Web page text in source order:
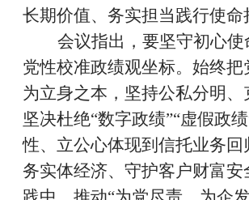
长期价值、务实担当践行使命
会议指出，要坚守初心使
党性校准政绩观坐标。始终把
为立身之本，坚持公私分明、
坚决杜绝“数字政绩”“虚假政绩
性、立公心体现到信托业务回
务实体经济、守护客户财富安